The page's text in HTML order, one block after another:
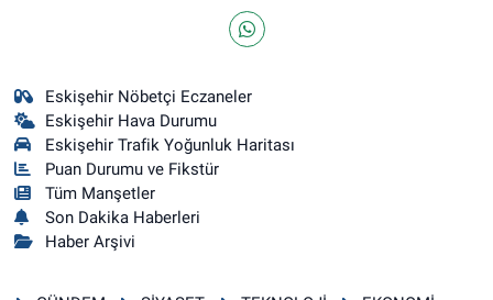
Eskişehir Nöbetçi Eczaneler
Eskişehir Hava Durumu
Eskişehir Trafik Yoğunluk Haritası
Puan Durumu ve Fikstür
Tüm Manşetler
Son Dakika Haberleri
Haber Arşivi